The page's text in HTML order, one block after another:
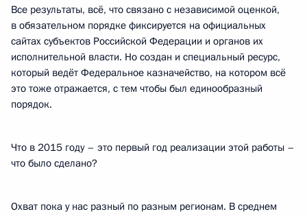
Все результаты, всё, что связано с независимой оценкой,
в обязательном порядке фиксируется на официальных
сайтах субъектов Российской Федерации и органов их
исполнительной власти. Но создан и специальный ресурс,
который ведёт Федеральное казначейство, на котором всё
это тоже отражается, с тем чтобы был единообразный
порядок.
Что в 2015 году – это первый год реализации этой работы –
что было сделано?
Охват пока у нас разный по разным регионам. В среднем